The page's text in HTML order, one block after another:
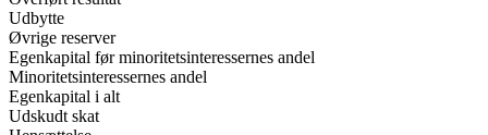
Udbytte
Øvrige reserver
Egenkapital før minoritetsinteressernes andel
Minoritetsinteressernes andel
Egenkapital i alt
Udskudt skat